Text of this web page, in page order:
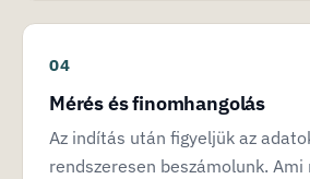
Mérés és finomhangolás
Az indítás után figyeljük az
rendszeresen beszámolunk. Ami